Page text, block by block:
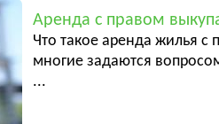
Аренда с правом
Что такое аренда жилья с
многие задаются
...